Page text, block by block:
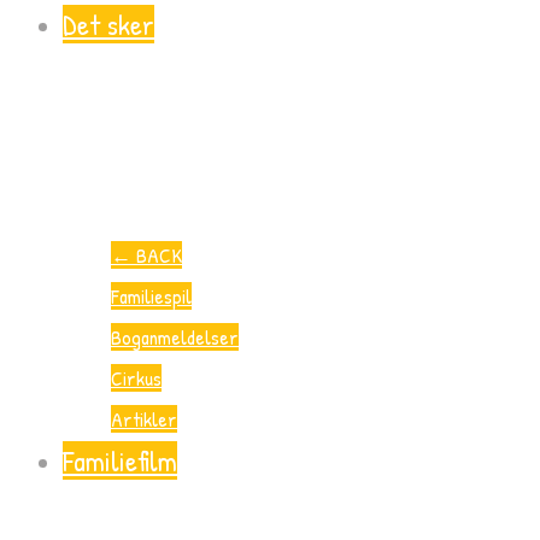
Det sker
← BACK
Familiespil
Boganmeldelser
Cirkus
Artikler
Familiefilm